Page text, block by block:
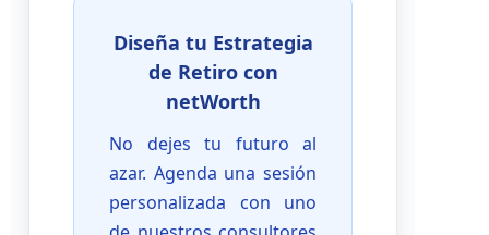
Diseña tu Estrategia
de Retiro con
netWorth
No dejes tu futuro al
azar. Agenda una sesión
personalizada con uno